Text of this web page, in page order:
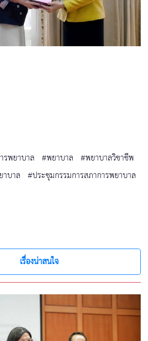
รพยาบาล #พยาบาล #พยาบาลวิชาชีพ
บาล #ประชุมกรรมการสภาการพยาบาล
เรื่องน่าสนใจ